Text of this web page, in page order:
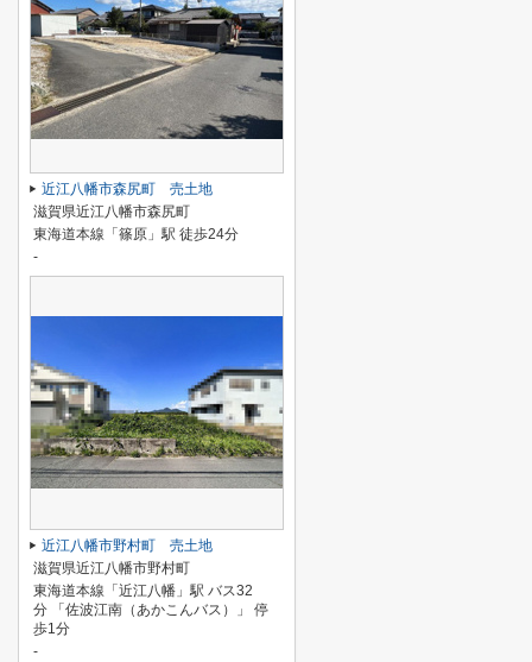
近江八幡市森尻町 売土地
滋賀県近江八幡市森尻町
東海道本線「篠原」駅 徒歩24分
-
近江八幡市野村町 売土地
滋賀県近江八幡市野村町
東海道本線「近江八幡」駅 バス32
分 「佐波江南（あかこんバス）」 停
歩1分
-